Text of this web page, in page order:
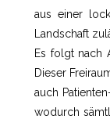
aus einer
Landschaft
Es folgt nach
Dieser
auch
wodurch